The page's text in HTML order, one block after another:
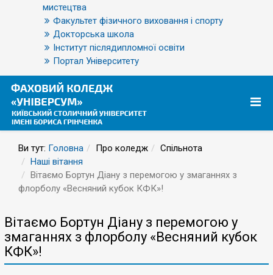
мистецтва
Факультет фізичного виховання і спорту
Докторська школа
Інститут післядипломної освіти
Портал Університету
Ви тут: Головна Про коледж
Спільнота
Наші вітання
Вітаємо Бортун Діану з перемогою у змаганнях з
флорболу «Весняний кубок КФК»!
Вітаємо Бортун Діану з перемогою у
змаганнях з флорболу «Весняний кубок
КФК»!